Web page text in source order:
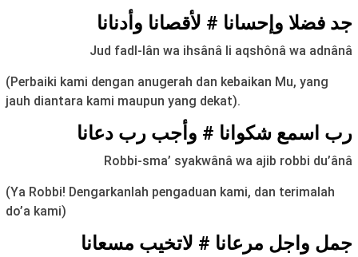
جد فضلا وإحسانا # لأقصانا وأدنانا
Jud fadl-lân wa ihsânâ li aqshônâ wa adnânâ
(Perbaiki kami dengan anugerah dan kebaikan Mu, yang
jauh diantara kami maupun yang dekat).
رب اسمع شکوانا # وأجب رب دعانا
Robbi-sma’ syakwânâ wa ajib robbi du’ânâ
(Ya Robbi! Dengarkanlah pengaduan kami, dan terimalah
do’a kami)
جمل واجل مرعانا # لاتخيب مسعانا